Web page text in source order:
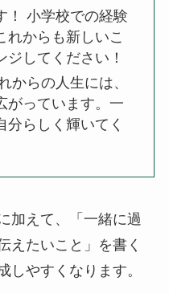
！ 小学校での経験
れからも新しいこ
ジしてください！
からの人生には、
がっています。一
分らしく輝いてく
加えて、「一緒に過
えたいこと」を書く
しやすくなります。